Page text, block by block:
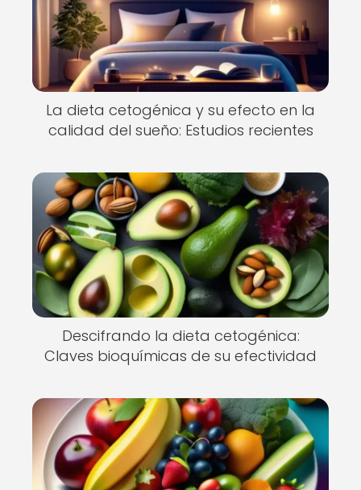
La dieta cetogénica y su efecto en la
calidad del sueño: Estudios recientes
Descifrando la dieta cetogénica:
Claves bioquímicas de su efectividad